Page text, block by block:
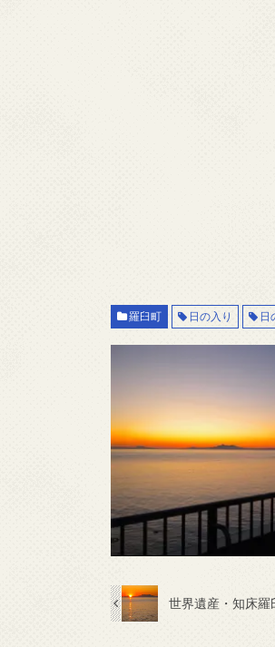
羅臼町 日の入り 日
世界遺産・知床羅